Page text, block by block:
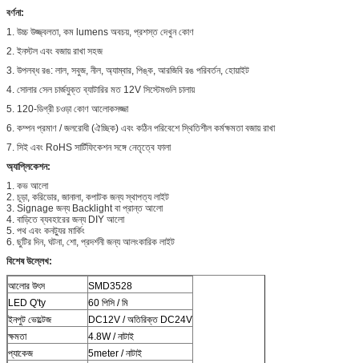
বর্ণনা:
1. উচ্চ উজ্জ্বলতা, কম lumens অবচয়, প্রশস্ত দেখুন কোণ
2. ইনস্টল এবং বজায় রাখা সহজ
3. উপলব্ধ রঙ: লাল, সবুজ, নীল, অ্যাম্বার, পিঙ্ক, আরজিবি রঙ পরিবর্তন, হোয়াইট
4. সোলার সেল চার্জযুক্ত ব্যাটারির মত 12V সিস্টেমগুলি চালায়
5. 120-ডিগ্রী চওড়া কোণ আলোকসজ্জা
6. কম্পন প্রমাণ / জলরোধী (ঐচ্ছিক) এবং কঠিন পরিবেশে স্থিতিশীল কর্মক্ষমতা বজায় রাখা
7. সিই এবং RoHS সার্টিফিকেশন সঙ্গে নেতৃত্বে ফালা
অ্যাপ্লিকেশন:
1. কভ আলো
2. চূড়া, করিডোর, জানালা, কপাটক জন্য স্থাপত্য লাইট
3. Signage জন্য Backlight বা প্রান্ত আলো
4. বাড়িতে ব্যবহারের জন্য DIY আলো
5. পথ এবং কনট্যুর মার্কিং
6. ছুটির দিন, ঘটনা, শো, প্রদর্শনী জন্য আলংকারিক লাইট
বিশেষউল্লেখ:
আলোর উৎস
SMD3528
LED Q'ty
60 পিসি / মি
ইনপুট ভোল্টেজ
DC12V / অতিরিক্ত DC24V
ক্ষমতা
4.8W / নাটাই
প্যাকেজ
5meter / নাটাই